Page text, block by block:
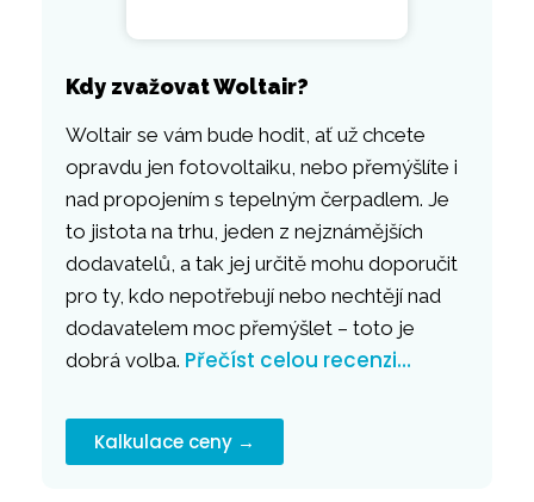
Kdy zvažovat Woltair?
Woltair se vám bude hodit, ať už chcete
opravdu jen fotovoltaiku, nebo přemýšlíte i
nad propojením s tepelným čerpadlem. Je
to jistota na trhu, jeden z nejznámějších
dodavatelů, a tak jej určitě mohu doporučit
pro ty, kdo nepotřebují nebo nechtějí nad
dodavatelem moc přemýšlet – toto je
dobrá volba. Přečíst celou recenzi…
Kalkulace ceny →